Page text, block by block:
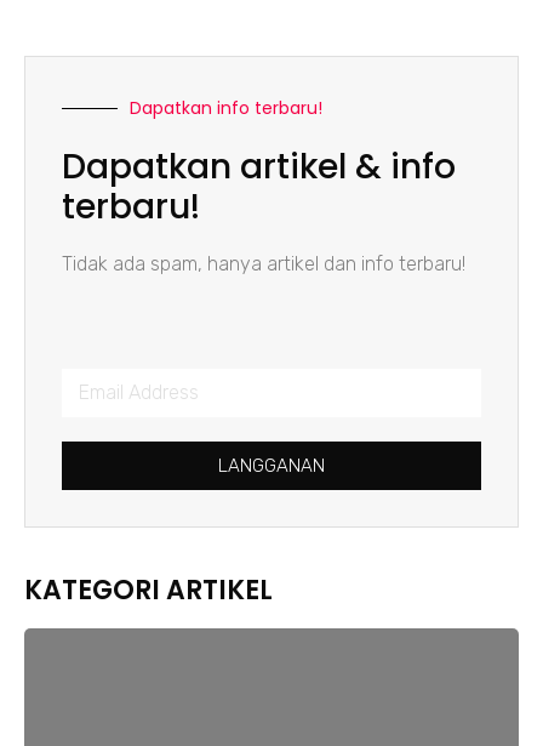
Dapatkan info terbaru!
Dapatkan artikel & info
terbaru!
Tidak ada spam, hanya artikel dan info terbaru!
LANGGANAN
KATEGORI ARTIKEL